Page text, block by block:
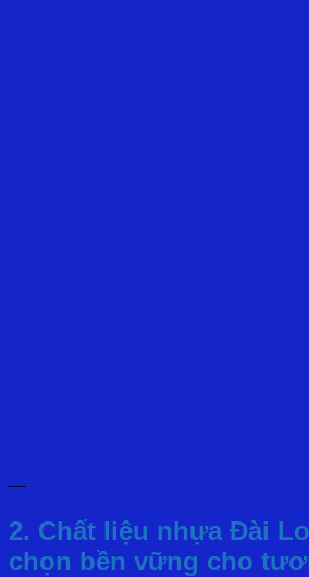
—
2. Chất liệu nhựa Đài
chọn bền vững cho